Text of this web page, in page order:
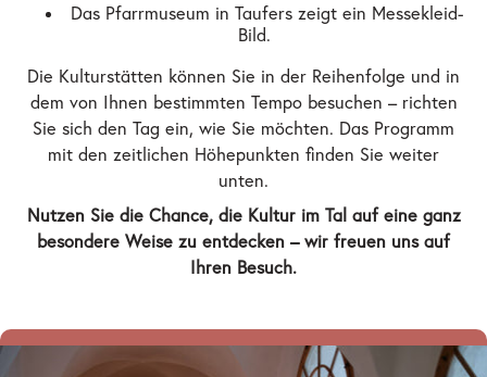
Das Pfarrmuseum in Taufers zeigt ein Messekleid-
Bild.
Die Kulturstätten können Sie in der Reihenfolge und in
dem von Ihnen bestimmten Tempo besuchen – richten
Sie sich den Tag ein, wie Sie möchten. Das Programm
mit den zeitlichen Höhepunkten finden Sie weiter
unten.
Nutzen Sie die Chance, die Kultur im Tal auf eine ganz
besondere Weise zu entdecken – wir freuen uns auf
Ihren Besuch.